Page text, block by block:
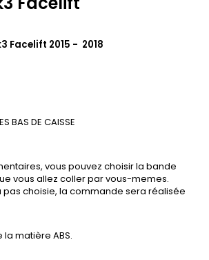
Facelift 2015 - 2018
BAS DE CAISSE
vous pouvez choisir la bande
vous allez coller par vous-memes.
pas choisie, la commande sera réalisée
matière ABS.